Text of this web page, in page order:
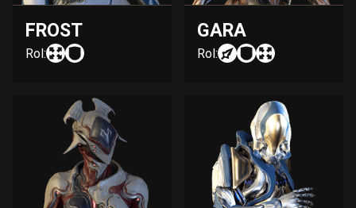
FROST
Rol:
GARA
Rol: